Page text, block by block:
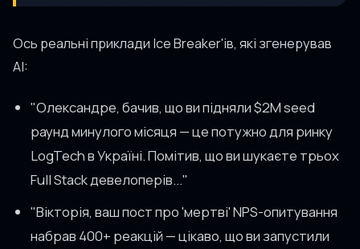
Ось реальні приклади Ice Breaker'ів, які згенерував
AI:
"Олександре, бачив, що ви підняли $2M seed
раунд минулого місяця — це потужно для ринку
LogTech в Україні. Помітив, що ви шукаєте трьох
Full Stack девелоперів..."
"Вікторія, ваш пост про 'мертві' NPS-опитування
набрав 400+ реакцій — цікаво, що ви запустили